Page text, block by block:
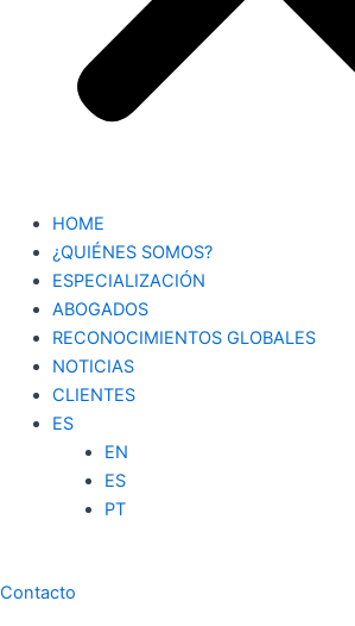
HOME
¿QUIÉNES SOMOS?
ESPECIALIZACIÓN
ABOGADOS
RECONOCIMIENTOS GLOBALES
NOTICIAS
CLIENTES
ES
EN
ES
PT
Contacto